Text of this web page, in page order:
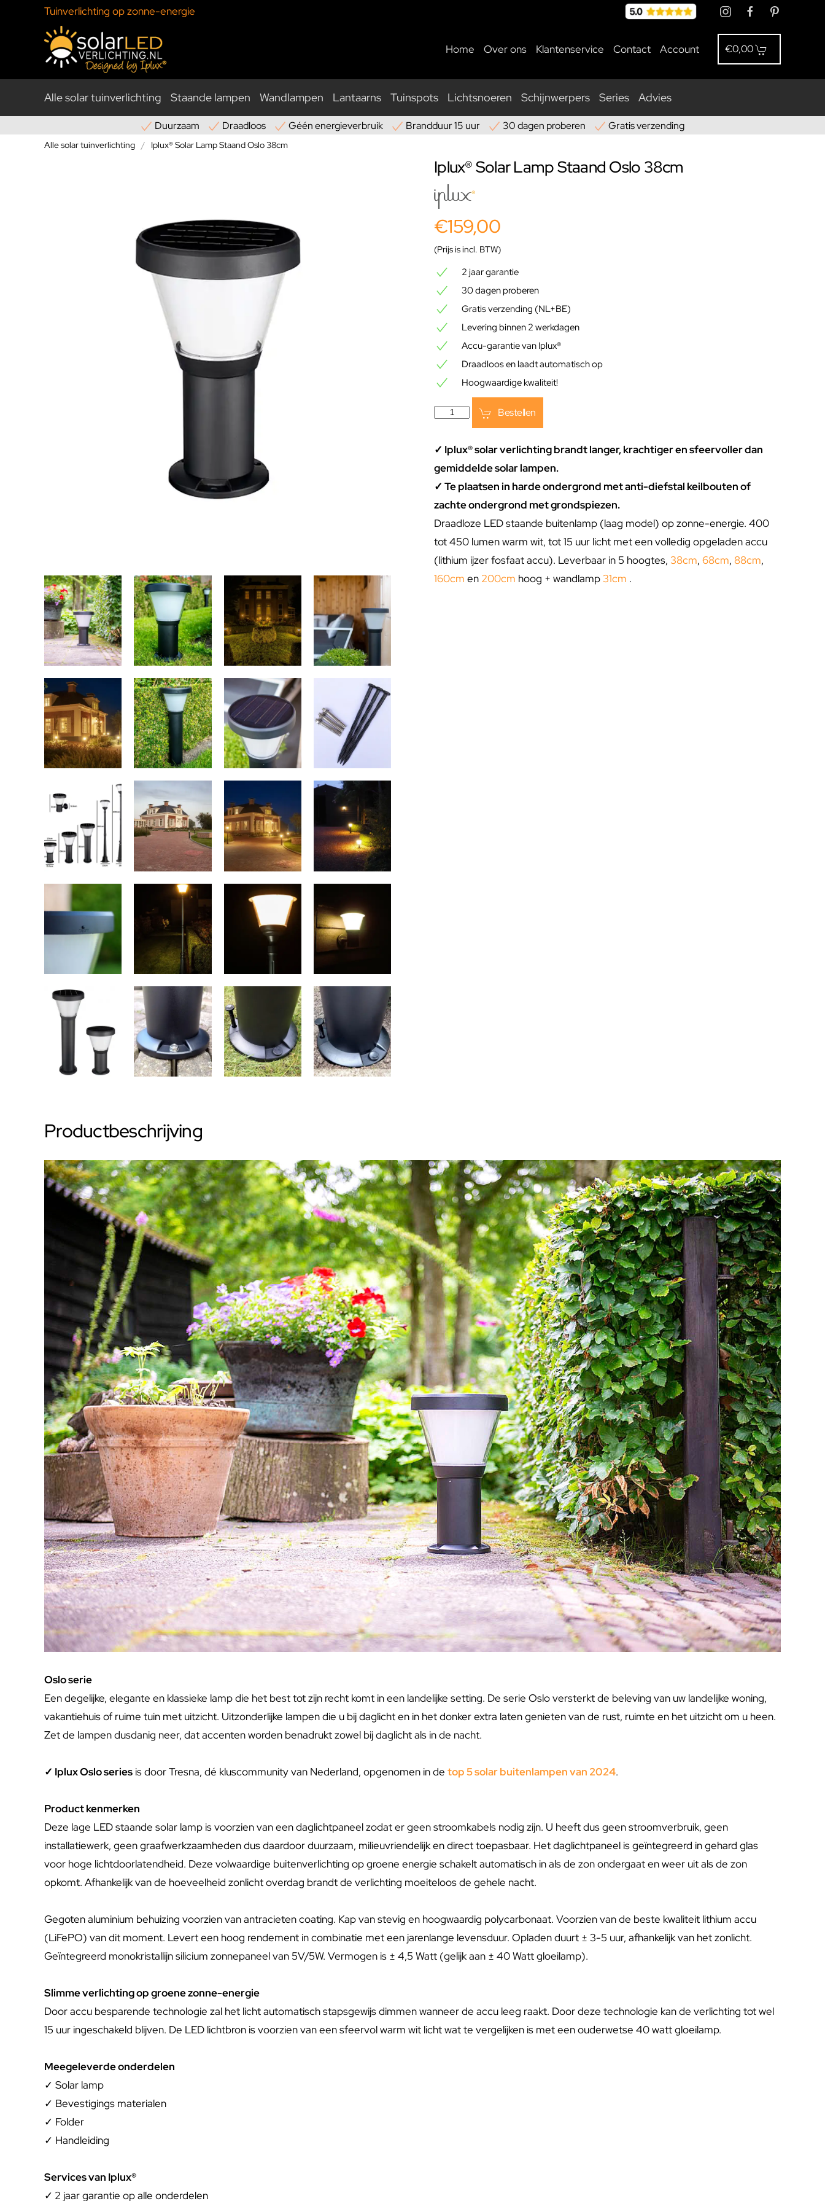
Tuinverlichting op zonne-energie
Home Over ons Klantenservice Contact Account €0,00
Alle solar tuinverlichting Staande lampen Wandlampen Lantaarns Tuinspots Lichtsnoeren Schijnwerpers Series Advies
Duurzaam Draadloos Géén energieverbruik Brandduur 15 uur 30 dagen proberen Gratis verzending
Alle solar tuinverlichting Iplux® Solar Lamp Staand Oslo 38cm
Iplux® Solar Lamp Staand Oslo 38cm
€159,00
(Prijs is incl. BTW)
2 jaar garantie
30 dagen proberen
Gratis verzending (NL+BE)
Levering binnen 2 werkdagen
Accu-garantie van Iplux®
Draadloos en laadt automatisch op
Hoogwaardige kwaliteit!
Bestellen
✓ Iplux® solar verlichting brandt langer, krachtiger en sfeervoller dan
gemiddelde solar lampen.
✓ Te plaatsen in harde ondergrond met anti-diefstal keilbouten of
zachte ondergrond met grondspiezen.
Draadloze LED staande buitenlamp (laag model) op zonne-energie. 400
tot 450 lumen warm wit, tot 15 uur licht met een volledig opgeladen accu
(lithium ijzer fosfaat accu). Leverbaar in 5 hoogtes, 38cm, 68cm, 88cm,
160cm en 200cm hoog + wandlamp 31cm .
Productbeschrijving
Oslo serie
Een degelijke, elegante en klassieke lamp die het best tot zijn recht komt in een landelijke setting. De serie Oslo versterkt de beleving van uw landelijke woning,
vakantiehuis of ruime tuin met uitzicht. Uitzonderlijke lampen die u bij daglicht en in het donker extra laten genieten van de rust, ruimte en het uitzicht om u heen.
Zet de lampen dusdanig neer, dat accenten worden benadrukt zowel bij daglicht als in de nacht.
✓ Iplux Oslo series is door Tresna, dé kluscommunity van Nederland, opgenomen in de top 5 solar buitenlampen van 2024.
Product kenmerken
Deze lage LED staande solar lamp is voorzien van een daglichtpaneel zodat er geen stroomkabels nodig zijn. U heeft dus geen stroomverbruik, geen
installatiewerk, geen graafwerkzaamheden dus daardoor duurzaam, milieuvriendelijk en direct toepasbaar. Het daglichtpaneel is geïntegreerd in gehard glas
voor hoge lichtdoorlatendheid. Deze volwaardige buitenverlichting op groene energie schakelt automatisch in als de zon ondergaat en weer uit als de zon
opkomt. Afhankelijk van de hoeveelheid zonlicht overdag brandt de verlichting moeiteloos de gehele nacht.
Gegoten aluminium behuizing voorzien van antracieten coating. Kap van stevig en hoogwaardig polycarbonaat. Voorzien van de beste kwaliteit lithium accu
(LiFePO) van dit moment. Levert een hoog rendement in combinatie met een jarenlange levensduur. Opladen duurt ± 3-5 uur, afhankelijk van het zonlicht.
Geïntegreerd monokristallijn silicium zonnepaneel van 5V/5W. Vermogen is ± 4,5 Watt (gelijk aan ± 40 Watt gloeilamp).
Slimme verlichting op groene zonne-energie
Door accu besparende technologie zal het licht automatisch stapsgewijs dimmen wanneer de accu leeg raakt. Door deze technologie kan de verlichting tot wel
15 uur ingeschakeld blijven. De LED lichtbron is voorzien van een sfeervol warm wit licht wat te vergelijken is met een ouderwetse 40 watt gloeilamp.
Meegeleverde onderdelen
✓ Solar lamp
✓ Bevestigings materialen
✓ Folder
✓ Handleiding
Services van Iplux®
✓ 2 jaar garantie op alle onderdelen